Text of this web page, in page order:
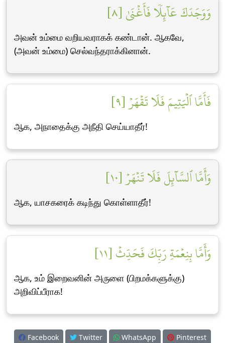
وَوَجَدَكَ عَآئِلٗا فَأَغۡنَىٰ [٨]
அவன் உம்மை வறியவராகக் கண்டான். ஆகவே,
(அவன் உம்மை) செல்வந்தராக்கினான்.
فَأَمَّا ٱلۡيَتِيمَ فَلَا تَقۡهَرۡ [٩]
ஆக, அநாதைக்கு அநீதி செய்யாதீர்!
وَأَمَّا ٱلسَّآئِلَ فَلَا تَنۡهَرۡ [١٠]
ஆக, யாசகரைக் கடிந்து கொள்ளாதீர்!
وَأَمَّا بِنِعۡمَةِ رَبِّكَ فَحَدِّثۡ [١١]
ஆக, உம் இறைவனின் அருளை (பிறமக்களுக்கு)
அறிவிப்பீராக!
Facebook Twitter WhatsApp Pinterest